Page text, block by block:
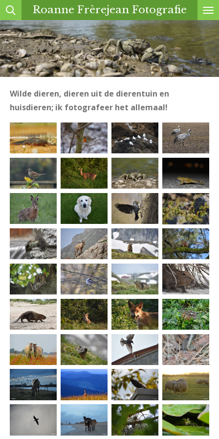
Ga
direct
naar
de
hoofdinhoud
Roanne Frèrejean Fotografie
Wilde dieren, dieren uit de dierentuin en
huisdieren; ik fotografeer het allemaal!